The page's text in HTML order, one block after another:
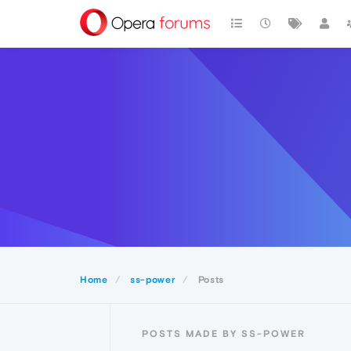
Home ss-power Posts
POSTS MADE BY SS-POWER